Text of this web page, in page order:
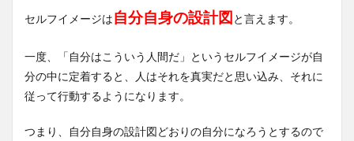
セルフイメージは自分自身の設計図 と言えます。
一度、「自分はこういう人間だ」というセルフイメージが自
分の中に定着すると、人はそれを真実だと思い込み、それに
従って行動するようになります。
つまり、自分自身の設計図どおりの自分になろうとするので